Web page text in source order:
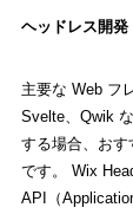
ヘッドレス開発
主要な Web フ
Svelte、Qwik
する場合、おす
です。 Wix
API（